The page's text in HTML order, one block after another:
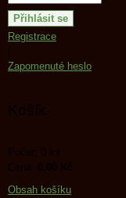
Registrace
Zapomenuté heslo
Košík
Počet: 0 ks
Cena:
0,00 Kč
Obsah košíku